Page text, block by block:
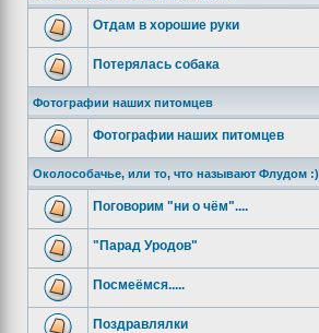
Отдам в хорошие руки
Потерялась собака
Фотографии наших питомцев
Фотографии наших питомцев
Околособачье, или то, что называют Флудом :)
Поговорим "ни о чём"....
"Парад Уродов"
Посмеёмся.....
Поздравлялки